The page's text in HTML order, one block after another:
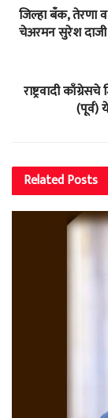
जिल्हा बँक, तेरणा
चेअरमन सुरेश दाजी
राष्ट्रवादी
(पूर्व)
RelatedPosts